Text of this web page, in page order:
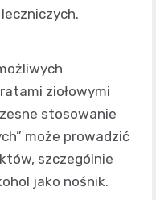
ziołowymi
stosowanie
może prowadzić
szczególnie
jako nośnik.